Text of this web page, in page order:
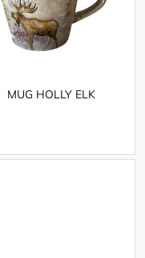
MUG HOLLY ELK